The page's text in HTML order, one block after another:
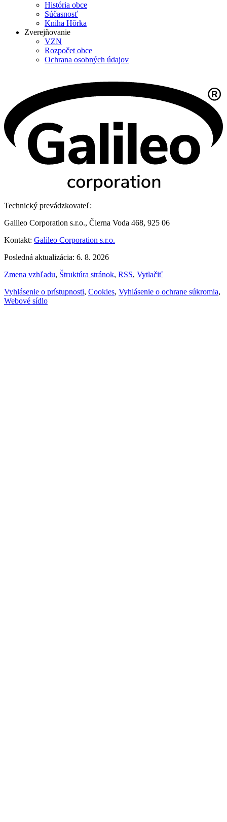
História obce
Súčasnosť
Kniha Hôrka
Zverejňovanie
VZN
Rozpočet obce
Ochrana osobných údajov
Technický prevádzkovateľ:
Galileo Corporation s.r.o., Čierna Voda 468, 925 06
Kontakt: Galileo Corporation s.r.o.
Posledná aktualizácia: 6. 8. 2026
Zmena vzhľadu, Štruktúra stránok, RSS, Vytlačiť
Vyhlásenie o prístupnosti, Cookies, Vyhlásenie o ochrane súkromia,
Webové sídlo